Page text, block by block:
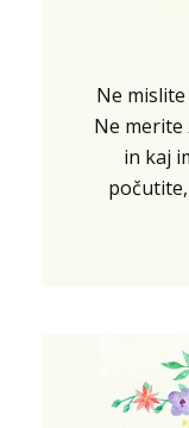
Ne
Ne merite
in kaj